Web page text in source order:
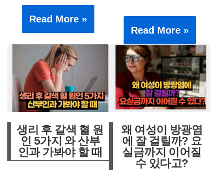
Read More »
Read More »
생리 후 갈색 혈 원
인 5가지 와 산부
인과 가봐야 할 때
왜 여성이 방광염
에 잘 걸릴까? 요
실금까지 이어질
수 있다고?